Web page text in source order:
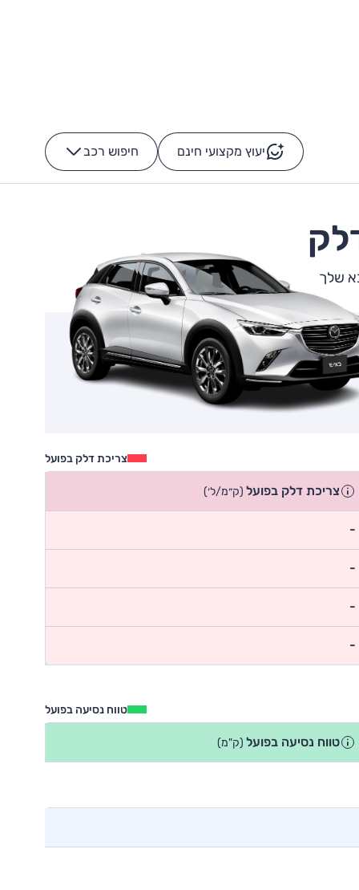
יעוץ מקצועי חינם חיפוש רכב -
צריכת דלק בפועל
צריכת דלק בפועל (ק״מ/ל׳)
-
-
-
-
טווח נסיעה בפועל
טווח נסיעה בפועל (ק"מ)